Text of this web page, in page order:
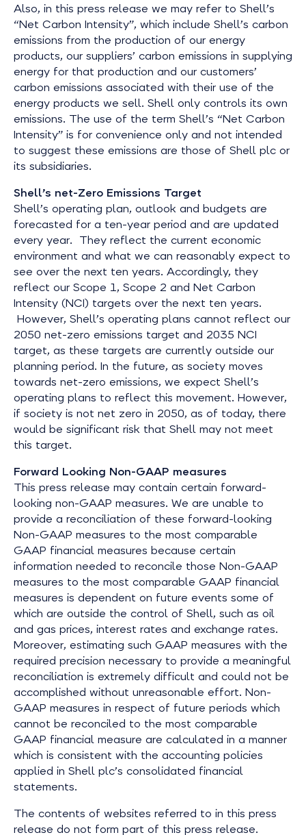
Also, in this press release we may refer to Shell’s
“Net Carbon Intensity”, which include Shell’s carbon
emissions from the production of our energy
products, our suppliers’ carbon emissions in supplying
energy for that production and our customers’
carbon emissions associated with their use of the
energy products we sell. Shell only controls its own
emissions. The use of the term Shell’s “Net Carbon
Intensity” is for convenience only and not intended
to suggest these emissions are those of Shell plc or
its subsidiaries.
Shell’s net-Zero Emissions Target
Shell’s operating plan, outlook and budgets are
forecasted for a ten-year period and are updated
every year. They reflect the current economic
environment and what we can reasonably expect to
see over the next ten years. Accordingly, they
reflect our Scope 1, Scope 2 and Net Carbon
Intensity (NCI) targets over the next ten years.
However, Shell’s operating plans cannot reflect our
2050 net-zero emissions target and 2035 NCI
target, as these targets are currently outside our
planning period. In the future, as society moves
towards net-zero emissions, we expect Shell’s
operating plans to reflect this movement. However,
if society is not net zero in 2050, as of today, there
would be significant risk that Shell may not meet
this target.
Forward Looking Non-GAAP measures
This press release may contain certain forward-
looking non-GAAP measures. We are unable to
provide a reconciliation of these forward-looking
Non-GAAP measures to the most comparable
GAAP financial measures because certain
information needed to reconcile those Non-GAAP
measures to the most comparable GAAP financial
measures is dependent on future events some of
which are outside the control of Shell, such as oil
and gas prices, interest rates and exchange rates.
Moreover, estimating such GAAP measures with the
required precision necessary to provide a meaningful
reconciliation is extremely difficult and could not be
accomplished without unreasonable effort. Non-
GAAP measures in respect of future periods which
cannot be reconciled to the most comparable
GAAP financial measure are calculated in a manner
which is consistent with the accounting policies
applied in Shell plc’s consolidated financial
statements.
The contents of websites referred to in this press
release do not form part of this press release.